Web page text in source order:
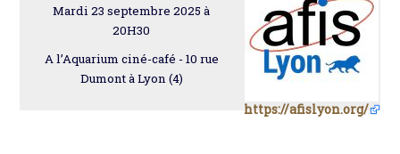
https://afislyon.org/
Mardi 23 septembre 2025 à
20H30
A l’Aquarium ciné-café - 10 rue
Dumont à Lyon (4)